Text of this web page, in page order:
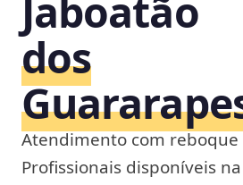
Jaboatão
dos
Atendimento com
Profissionais disponíveis